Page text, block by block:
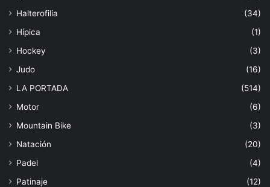
Halterofilia
(34)
Hípica
(1)
Hockey
(3)
Judo
(16)
LA PORTADA
(514)
Motor
(6)
Mountain Bike
(3)
Natación
(20)
Padel
(4)
Patinaje
(12)